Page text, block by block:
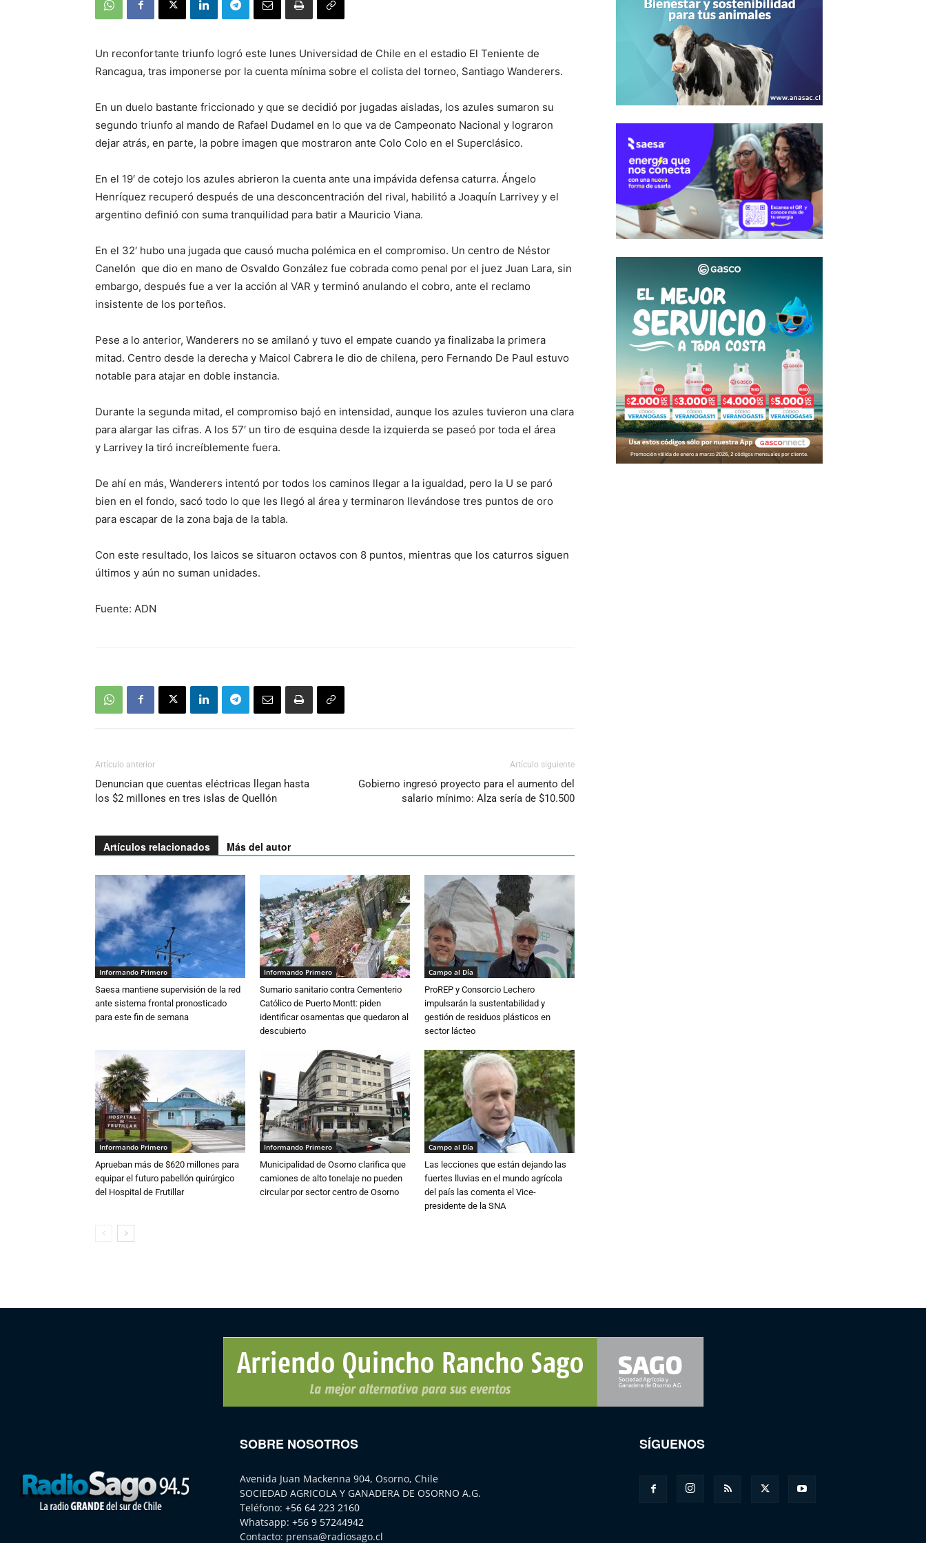
Un reconfortante triunfo logró este lunes Universidad de Chile en el estadio El Teniente de
Rancagua, tras imponerse por la cuenta mínima sobre el colista del torneo, Santiago Wanderers.
En un duelo bastante friccionado y que se decidió por jugadas aisladas, los azules sumaron su
segundo triunfo al mando de Rafael Dudamel en lo que va de Campeonato Nacional y lograron
dejar atrás, en parte, la pobre imagen que mostraron ante Colo Colo en el Superclásico.
En el 19′ de cotejo los azules abrieron la cuenta ante una impávida defensa caturra. Ángelo
Henríquez recuperó después de una desconcentración del rival, habilitó a Joaquín Larrivey y el
argentino definió con suma tranquilidad para batir a Mauricio Viana.
En el 32′ hubo una jugada que causó mucha polémica en el compromiso. Un centro de Néstor
Canelón que dio en mano de Osvaldo González fue cobrada como penal por el juez Juan Lara, sin
embargo, después fue a ver la acción al VAR y terminó anulando el cobro, ante el reclamo
insistente de los porteños.
Pese a lo anterior, Wanderers no se amilanó y tuvo el empate cuando ya finalizaba la primera
mitad. Centro desde la derecha y Maicol Cabrera le dio de chilena, pero Fernando De Paul estuvo
notable para atajar en doble instancia.
Durante la segunda mitad, el compromiso bajó en intensidad, aunque los azules tuvieron una clara
para alargar las cifras. A los 57′ un tiro de esquina desde la izquierda se paseó por toda el área
y Larrivey la tiró increíblemente fuera.
De ahí en más, Wanderers intentó por todos los caminos llegar a la igualdad, pero la U se paró
bien en el fondo, sacó todo lo que les llegó al área y terminaron llevándose tres puntos de oro
para escapar de la zona baja de la tabla.
Con este resultado, los laicos se situaron octavos con 8 puntos, mientras que los caturros siguen
últimos y aún no suman unidades.
Fuente: ADN
Artículo anterior
Denuncian que cuentas eléctricas llegan hasta
los $2 millones en tres islas de Quellón
Artículo siguiente
Gobierno ingresó proyecto para el aumento del
salario mínimo: Alza sería de $10.500
Artículos relacionados Más del autor
Informando Primero
Saesa mantiene supervisión de la red
ante sistema frontal pronosticado
para este fin de semana
Informando Primero
Sumario sanitario contra Cementerio
Católico de Puerto Montt: piden
identificar osamentas que quedaron al
descubierto
Campo al Día
ProREP y Consorcio Lechero
impulsarán la sustentabilidad y
gestión de residuos plásticos en
sector lácteo
Informando Primero
Aprueban más de $620 millones para
equipar el futuro pabellón quirúrgico
del Hospital de Frutillar
Informando Primero
Municipalidad de Osorno clarifica que
camiones de alto tonelaje no pueden
circular por sector centro de Osorno
Campo al Día
Las lecciones que están dejando las
fuertes lluvias en el mundo agrícola
del país las comenta el Vice-
presidente de la SNA
SOBRE NOSOTROS
Avenida Juan Mackenna 904, Osorno, Chile
SOCIEDAD AGRICOLA Y GANADERA DE OSORNO A.G.
Teléfono: +56 64 223 2160
Whatsapp: +56 9 57244942
Contacto: prensa@radiosago.cl
SÍGUENOS